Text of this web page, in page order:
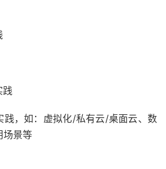
践
践，如：虚拟化/私有云/桌面云、数
场景等